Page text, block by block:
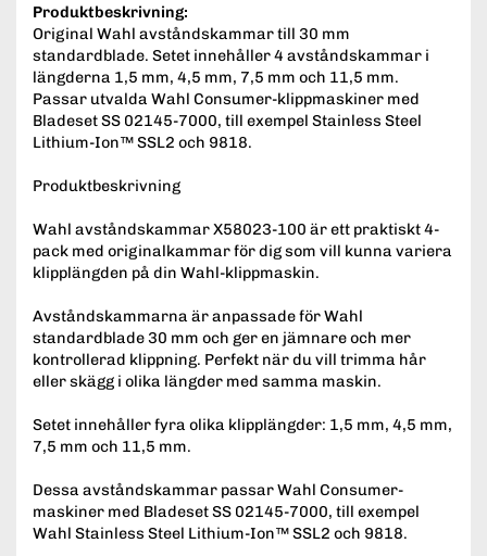
Produktbeskrivning:
Original Wahl avståndskammar till 30 mm
standardblade. Setet innehåller 4 avståndskammar i
längderna 1,5 mm, 4,5 mm, 7,5 mm och 11,5 mm.
Passar utvalda Wahl Consumer-klippmaskiner med
Bladeset SS 02145-7000, till exempel Stainless Steel
Lithium-Ion™ SSL2 och 9818.
Produktbeskrivning
Wahl avståndskammar X58023-100 är ett praktiskt 4-
pack med originalkammar för dig som vill kunna variera
klipplängden på din Wahl-klippmaskin.
Avståndskammarna är anpassade för Wahl
standardblade 30 mm och ger en jämnare och mer
kontrollerad klippning. Perfekt när du vill trimma hår
eller skägg i olika längder med samma maskin.
Setet innehåller fyra olika klipplängder: 1,5 mm, 4,5 mm,
7,5 mm och 11,5 mm.
Dessa avståndskammar passar Wahl Consumer-
maskiner med Bladeset SS 02145-7000, till exempel
Wahl Stainless Steel Lithium-Ion™ SSL2 och 9818.